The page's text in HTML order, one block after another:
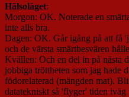
Hälsoläget:
Morgon: OK. Noterade en
inte alls bra.
Dagen: OK. Går igång på att få
och de värsta smärtbesvären
Kvällen: Och en del in på nästa
jobbiga tröttheten som jag hade
födorelaterad (mängden mat).
datatekniskt så 'flyger' tiden iväg